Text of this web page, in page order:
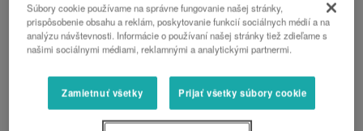
Súbory cookie používame na správne fungovanie našej stránky,
prispôsobenie obsahu a reklám, poskytovanie funkcií sociálnych médií a na
analýzu návštevnosti. Informácie o používaní našej stránky tiež zdieľame s
našimi sociálnymi médiami, reklamnými a analytickými partnermi.
Zamietnuť všetky Prijať všetky súbory cookie